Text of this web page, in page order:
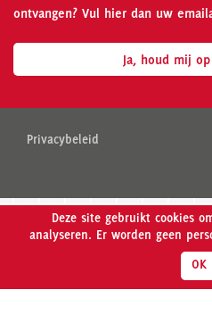
Deze site gebruikt cookies
analyseren. Er worden geen
OK
Meer weten over
ontvangen? Vul hier dan uw
Ja, houd mij
Privacybeleid